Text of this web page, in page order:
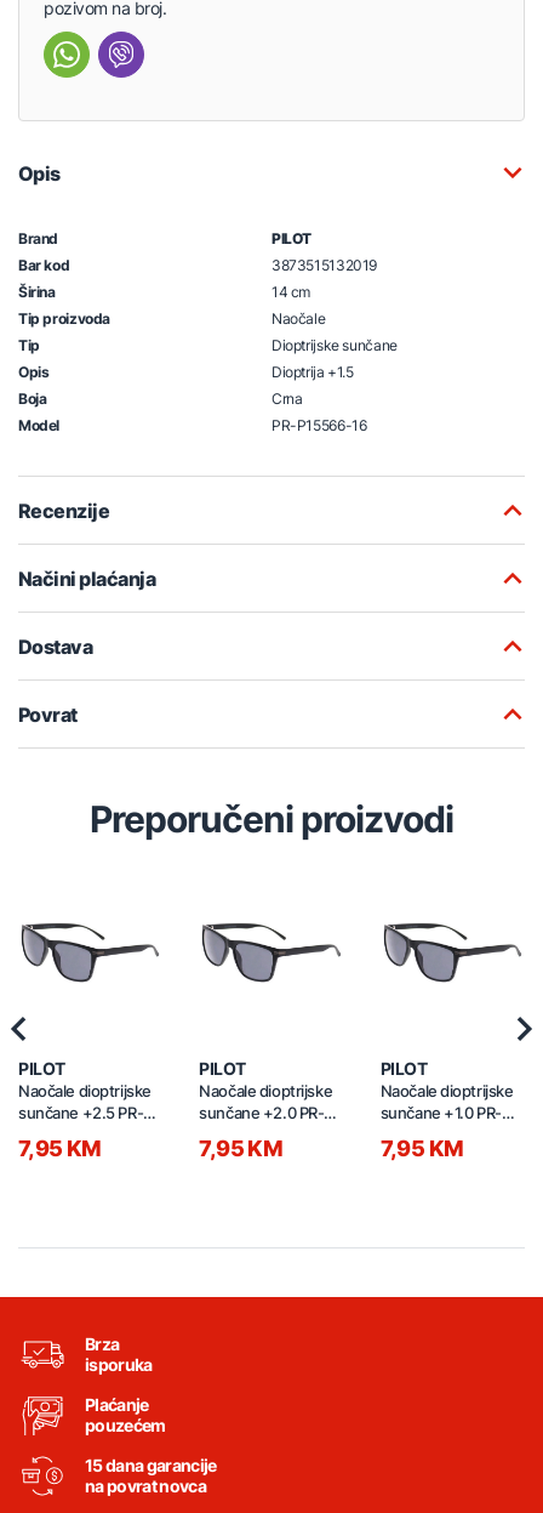
pozivom na broj.
Opis
Brand
PILOT
Bar kod
3873515132019
Širina
14 cm
Tip proizvoda
Naočale
Tip
Dioptrijske sunčane
Opis
Dioptrija +1.5
Boja
Crna
Model
PR-P15566-16
Recenzije
Načini plaćanja
Dostava
Povrat
Preporučeni proizvodi
PILOT
Naočale dioptrijske
sunčane +2.5 PR-
7,95 KM
PILOT
Naočale dioptrijske
sunčane +2.0 PR-
7,95 KM
PILOT
Naočale dioptrijske
sunčane +1.0 PR-
7,95 KM
Brza
isporuka
Plaćanje
pouzećem
15 dana garancije
na povrat novca